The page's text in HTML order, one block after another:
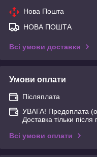
Нова Пошта
НОВА ПОШТА
Всі умови доставки
Умови оплати
Післяплата
УВАГА! Предоплата
Доставка тільки
Всі умови оплати